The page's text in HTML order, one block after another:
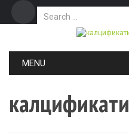
Search for:
MENU
калцификати